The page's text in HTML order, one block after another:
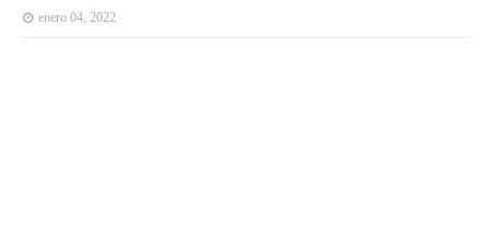
enero 04, 2022